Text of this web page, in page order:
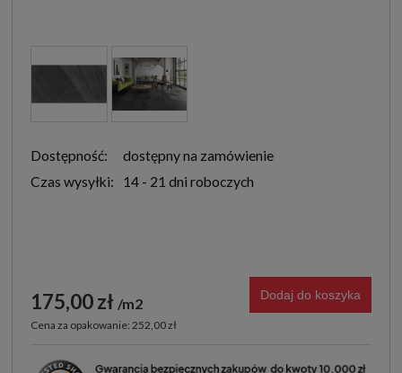
Dostępność:
dostępny na zamówienie
Czas wysyłki:
14 - 21 dni roboczych
175,00 zł m2
Cena za opakowanie: 252,00 zł
Dodaj do koszyka